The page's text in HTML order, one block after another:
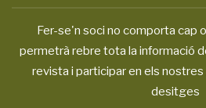
Fer-se'n soci no comporta cap
permetrà rebre tota la informació
revista i participar en els
desitges